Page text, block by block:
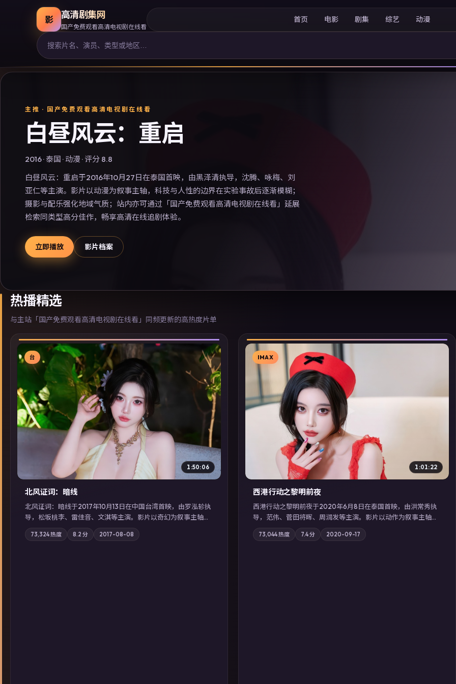
影 高清剧集网
国产免费观看高清电视剧在线看
首页 电影 剧集 综艺 动漫
主推 · 国产免费观看高清电视剧在线看
白昼风云：重启
2016·泰国 · 动漫 · 评分 8.8
白昼风云：重启于2016年10月27日在泰国首映，由黑泽清执导，沈腾、咏梅、刘
亚仁等主演。影片以动漫为叙事主轴，科技与人性的边界在实验事故后逐渐模糊；
摄影与配乐强化地域气质；站内亦可通过「国产免费观看高清电视剧在线看」延展
检索同类型高分佳作，畅享高清在线追剧体验。
立即播放 影片档案
热播精选
与主站「国产免费观看高清电视剧在线看」同频更新的高热度片单
▶
台
1:50:06
北风证词：暗线
北风证词：暗线于2017年10月13日在中国台湾首映，由罗泓轸执
导，松坂桃李、雷佳音、文淇等主演。影片以奇幻为叙事主轴，
旧案重提，真相与谎言在同一条时间线上交锋；摄影与配乐强化
地域气质；站内亦可通过「国产免费观看高清电视剧在线看」延
73,324热度 8.2 分 2017-08-08
▶
IMAX
1:01:22
西港行动之黎明前夜
西港行动之黎明前夜于2020年6月8日在泰国首映，由洪常秀执
导，范伟、菅田将晖、周润发等主演。影片以动作为叙事主轴，
亲情与职责必须在倒计时结束前做出抉择；摄影与配乐强化地域
气质；站内亦可通过「国产免费观看高清电视剧在线看」延展检
73,044热度 7.4分 2020-09-17